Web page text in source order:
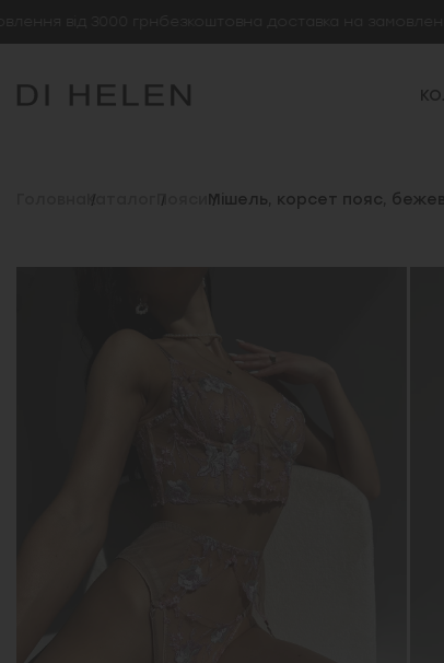
від 3000 грн безкоштовна доставка на замовлення
Каталог Пояси Мішель, корсет пояс,